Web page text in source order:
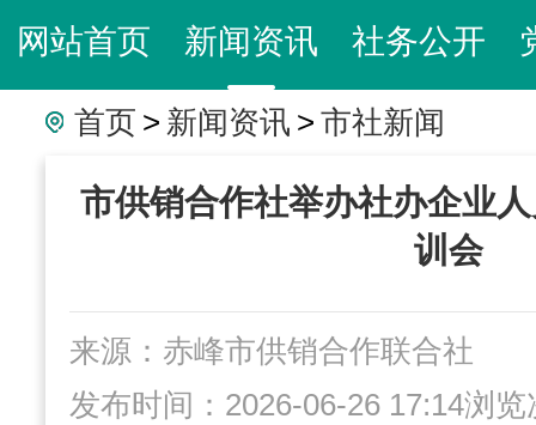
网站首页 新闻资讯 社务公开
“三位一体”组织社办企业 互动交流
首页 > 新闻资讯 > 市社新闻
市供销合作社举办社办企业
训会
来源：赤峰市供销合作联合社
发布时间：2026-06-26 17:14浏览